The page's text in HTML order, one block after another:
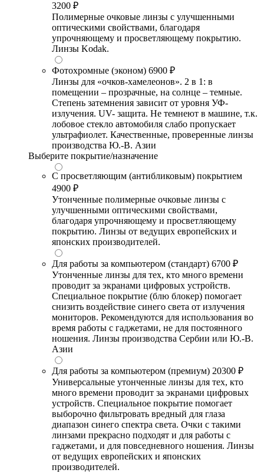
3200 ₽
Полимерные очковые линзы с улучшенными
оптическими свойствами, благодаря
упрочняющему и просветляющему покрытию.
Линзы Kodak.
Фотохромные (эконом) 6900 ₽
Линзы для «очков-хамелеонов». 2 в 1: в
помещении – прозрачные, на солнце – темные.
Степень затемнения зависит от уровня УФ-
излучения. UV- защита. Не темнеют в машине, т.к.
лобовое стекло автомобиля слабо пропускает
ультрафиолет. Качественные, проверенные линзы
производства Ю.-В. Азии
Выберите покрытие/назначение
С просветляющим (антибликовым) покрытием
4900 ₽
Утонченные полимерные очковые линзы с
улучшенными оптическими свойствами,
благодаря упрочняющему и просветляющему
покрытию. Линзы от ведущих европейских и
японских производителей.
Для работы за компьютером (стандарт) 6700 ₽
Утонченные линзы для тех, кто много времени
проводит за экранами цифровых устройств.
Специальное покрытие (блю блокер) помогает
снизить воздействие синего света от излучения
мониторов. Рекомендуются для использования во
время работы с гаджетами, не для постоянного
ношения. Линзы производства Сербии или Ю.-В.
Азии
Для работы за компьютером (премиум) 20300 ₽
Универсальные утонченные линзы для тех, кто
много времени проводит за экранами цифровых
устройств. Специальное покрытие помогает
выборочно фильтровать вредный для глаза
диапазон синего спектра света. Очки с такими
линзами прекрасно подходят и для работы с
гаджетами, и для повседневного ношения. Линзы
от ведущих европейских и японских
производителей.